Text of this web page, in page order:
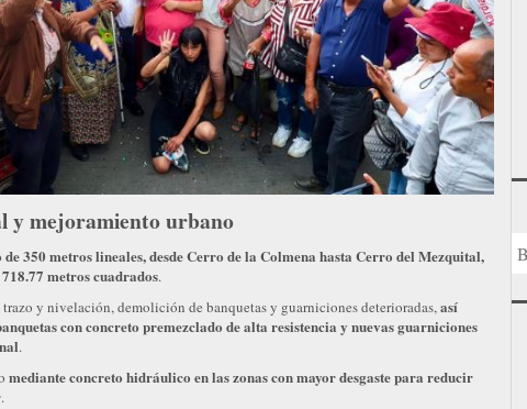
y mejoramiento urbano
350 metros lineales, desde Cerro de la Colmena hasta Cerro del Mezquital,
metros cuadrados.
y nivelación, demolición de banquetas y guarniciones deterioradas,así
con concreto premezclado de alta resistencia y nuevas guarniciones
.
mediante concreto hidráulico en las zonas con mayor desgaste para reducir
.